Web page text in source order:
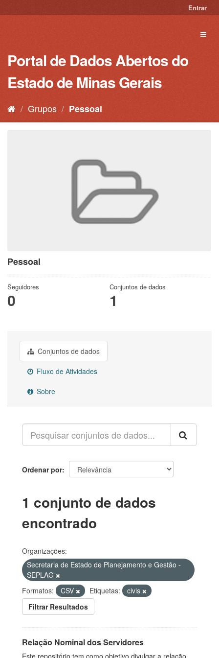
para
Entrar
Portal de Dados Abertos do
Estado de Minas Gerais
Grupos Pessoal
Pessoal
Seguidores
0
Conjuntos de dados
1
Conjuntos de dados
Fluxo de Atividades
Sobre
Ordenar por
1 conjunto de dados
encontrado
Organizações:
Secretaria de Estado de Planejamento e Gestão -
SEPLAG
Formatos:
CSV Etiquetas:
civis
Filtrar Resultados
Relação Nominal dos Servidores